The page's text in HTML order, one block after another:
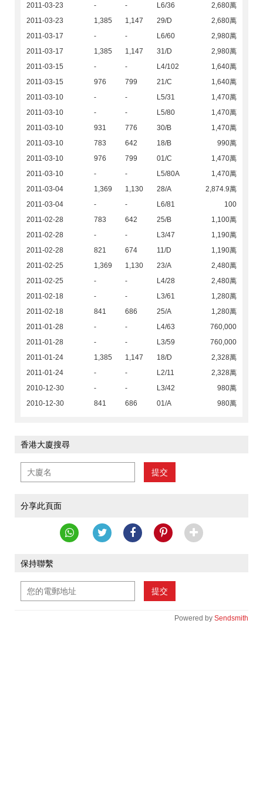
2011-03-23
- - L6/36
2,680萬
2011-03-23
1,385 1,147 29/D
2,680萬
2011-03-17
- - L6/60
2,980萬
2011-03-17
1,385 1,147 31/D
2,980萬
2011-03-15
- - L4/102
1,640萬
2011-03-15
976 799 21/C
1,640萬
2011-03-10
- - L5/31
1,470萬
2011-03-10
- - L5/80
1,470萬
2011-03-10
931 776 30/B
1,470萬
2011-03-10
783 642 18/B
990萬
2011-03-10
976 799 01/C
1,470萬
2011-03-10
- - L5/80A
1,470萬
2011-03-04
1,369 1,130 28/A
2,874.9萬
2011-03-04
- - L6/81
100
2011-02-28
783 642 25/B
1,100萬
2011-02-28
- - L3/47
1,190萬
2011-02-28
821 674 11/D
1,190萬
2011-02-25
1,369 1,130 23/A
2,480萬
2011-02-25
- - L4/28
2,480萬
2011-02-18
- - L3/61
1,280萬
2011-02-18
841 686 25/A
1,280萬
2011-01-28
- - L4/63
760,000
2011-01-28
- - L3/59
760,000
2011-01-24
1,385 1,147 18/D
2,328萬
2011-01-24
- - L2/11
2,328萬
2010-12-30
- - L3/42
980萬
2010-12-30
841 686 01/A 980萬
香港大廈搜尋
提交
分享此頁面
保持聯繫
提交
Powered by Sendsmith